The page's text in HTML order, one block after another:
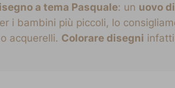
a tema Pasquale: un uovo
i bambini più piccoli, lo
acquerelli. Colorare disegni